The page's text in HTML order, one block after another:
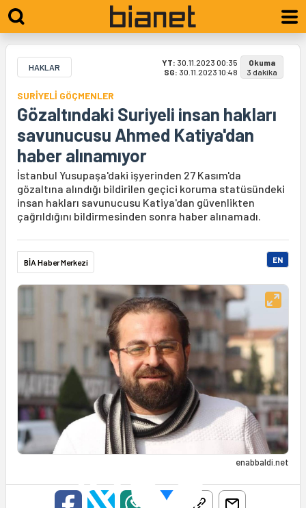
HAKLAR YT: 30.11.2023 00:35
SG: 30.11.2023 10:48
Okuma
3 dakika
SURİYELİ GÖÇMENLER
Gözaltındaki Suriyeli insan hakları
savunucusu Ahmed Katiya'dan
haber alınamıyor
İstanbul Yusupaşa'daki işyerinden 27 Kasım'da
gözaltına alındığı bildirilen geçici koruma statüsündeki
insan hakları savunucusu Katiya'dan güvenlikten
çağrıldığını bildirmesinden sonra haber alınamadı.
BİA Haber Merkezi EN
enabbaldi.net